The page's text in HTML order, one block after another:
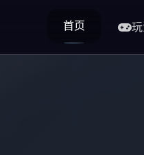
首页